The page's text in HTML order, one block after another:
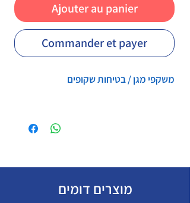
Ajouter au panier
Commander et payer
משקפי מגן / בטיחות שקופים
מוצרים דומים